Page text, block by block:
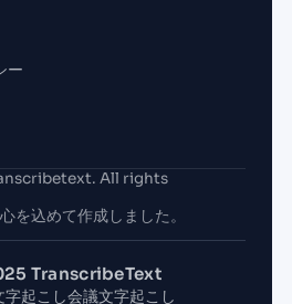
ー
All rights
を込めて作成しました。
TranscribeText
字起こし会議文字起こし